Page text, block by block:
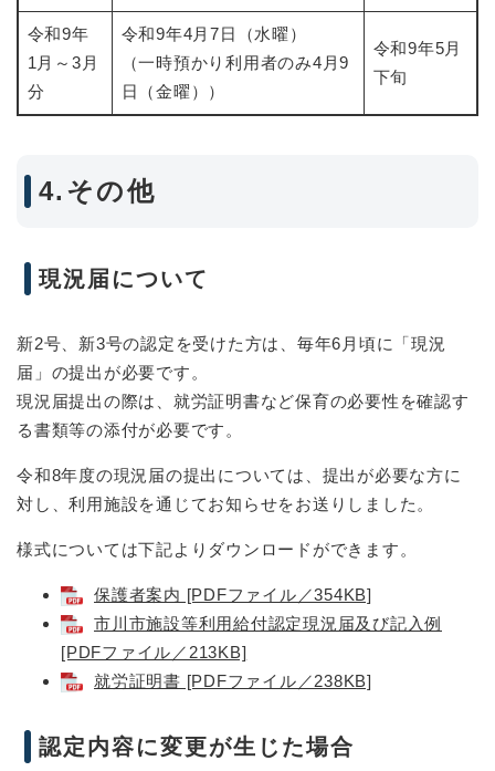
令和9年
1月～3月
分
令和9年4月7日（水曜）
（一時預かり利用者のみ4月9
日（金曜））
令和9年5月
下旬
4.その他
現況届について
新2号、新3号の認定を受けた方は、毎年6月頃に「現況
届」の提出が必要です。
現況届提出の際は、就労証明書など保育の必要性を確認す
る書類等の添付が必要です。
令和8年度の現況届の提出については、提出が必要な方に
対し、利用施設を通じてお知らせをお送りしました。
様式については下記よりダウンロードができます。
保護者案内 [PDFファイル／354KB]
市川市施設等利用給付認定現況届及び記入例
[PDFファイル／213KB]
就労証明書 [PDFファイル／238KB]
認定内容に変更が生じた場合